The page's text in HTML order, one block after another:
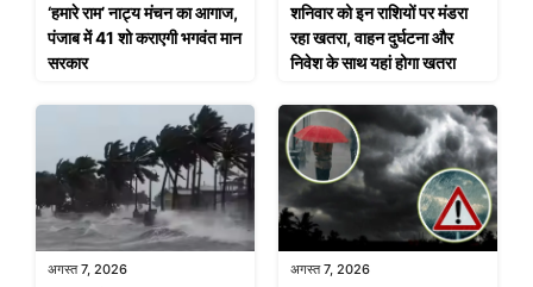
‘हमारे राम’ नाट्य मंचन का आगाज,
पंजाब में 41 शो कराएगी भगवंत मान
सरकार
शनिवार को इन राशियों पर मंडरा
रहा खतरा, वाहन दुर्घटना और
निवेश के साथ यहां होगा खतरा
अगस्त 7, 2026 अगस्त 7, 2026